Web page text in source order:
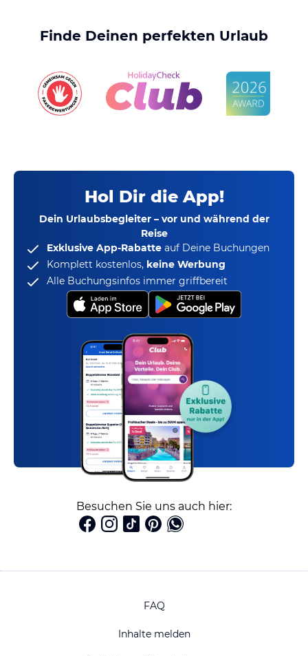
Finde Deinen perfekten Urlaub
Hol Dir die App!
Dein Urlaubsbegleiter – vor und während der
Reise
Exklusive App-Rabatte auf Deine Buchungen
Komplett kostenlos, keine Werbung
Alle Buchungsinfos immer griffbereit
Besuchen Sie uns auch hier:
FAQ
Inhalte melden